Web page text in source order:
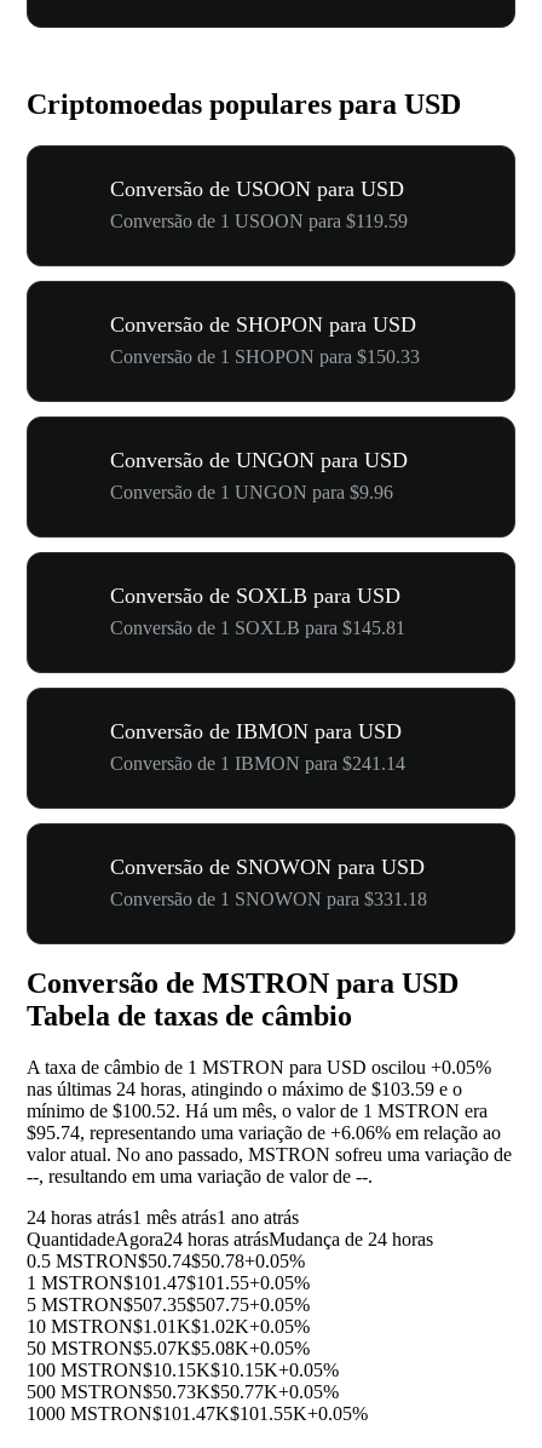
Criptomoedas populares para USD
Conversão de USOON para USD
Conversão de 1 USOON para $119.59
Conversão de SHOPON para USD
Conversão de 1 SHOPON para $150.33
Conversão de UNGON para USD
Conversão de 1 UNGON para $9.96
Conversão de SOXLB para USD
Conversão de 1 SOXLB para $145.81
Conversão de IBMON para USD
Conversão de 1 IBMON para $241.14
Conversão de SNOWON para USD
Conversão de 1 SNOWON para $331.18
Conversão de MSTRON para USD
Tabela de taxas de câmbio
A taxa de câmbio de 1 MSTRON para USD oscilou +0.05%
nas últimas 24 horas, atingindo o máximo de $103.59 e o
mínimo de $100.52. Há um mês, o valor de 1 MSTRON era
$95.74, representando uma variação de +6.06% em relação ao
valor atual. No ano passado, MSTRON sofreu uma variação de
--, resultando em uma variação de valor de --.
24 horas atrás1 mês atrás1 ano atrás
QuantidadeAgora24 horas atrásMudança de 24 horas
0.5 MSTRON$50.74$50.78+0.05%
1 MSTRON$101.47$101.55+0.05%
5 MSTRON$507.35$507.75+0.05%
10 MSTRON$1.01K$1.02K+0.05%
50 MSTRON$5.07K$5.08K+0.05%
100 MSTRON$10.15K$10.15K+0.05%
500 MSTRON$50.73K$50.77K+0.05%
1000 MSTRON$101.47K$101.55K+0.05%